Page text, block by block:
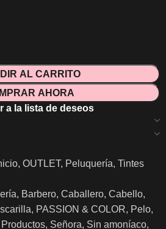
AL CARRITO
AHORA
a la lista de deseos
, OUTLET, Peluquería, Tintes
, Barbero, Caballero, Cabello,
, PASSION & COLOR, Pelo,
Productos, Señora, Sin amoníaco,